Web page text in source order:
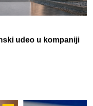
udeo u kompaniji